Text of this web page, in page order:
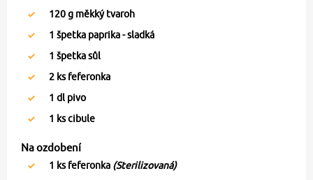
120g měkký tvaroh
1 špetka paprika - sladká
1 špetka sůl
2 ks feferonka
1 dl pivo
1 ks cibule
Na ozdobení
1 ks feferonka (Sterilizovaná)